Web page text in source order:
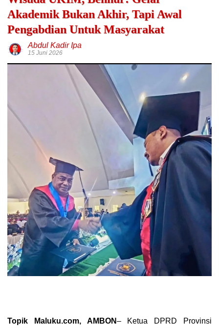
Akademik Bukan Akhir, Tapi Awal
Pengabdian Untuk Masyarakat
Abdul Kadir Ipa
15 Juni 2026
Topik Maluku.com, AMBON– Ketua DPRD Provinsi